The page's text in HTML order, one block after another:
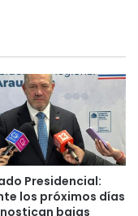
Presidencial:
los próximos días
bajas